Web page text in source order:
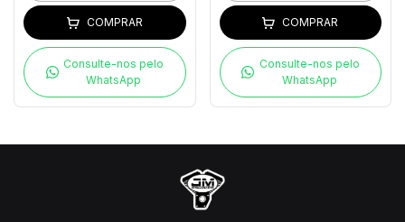
COMPRAR
Consulte-nos pelo
WhatsApp
COMPRAR
Consulte-nos pelo
WhatsApp